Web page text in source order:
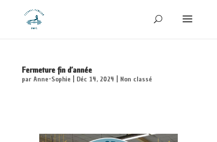
Fermeture fin d’année
par Anne-Sophie Déc 14, 2024 Non classé